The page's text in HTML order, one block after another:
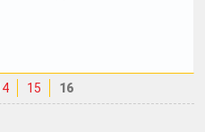
15 16